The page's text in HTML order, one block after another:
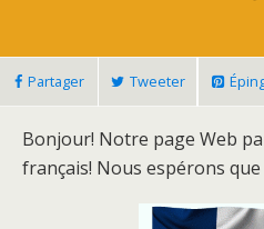
Partager Tweeter
Bonjour! Notre page Web
français! Nous espérons que